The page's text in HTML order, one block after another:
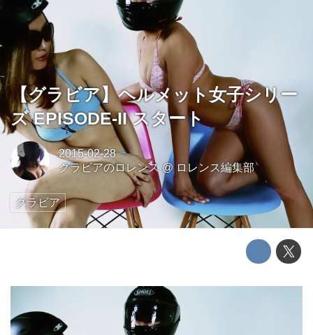
【グラビア】ヘルメット女子シリー
ズ EPISODE-II スタート
2015-02-28
グラビアのロレンス @ ロレンス編集部
グラビア